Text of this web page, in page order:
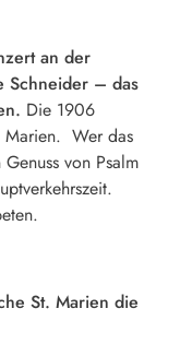
an der
Schneider – das
Die 1906
Marien. Wer das
von Psalm
St. Marien die